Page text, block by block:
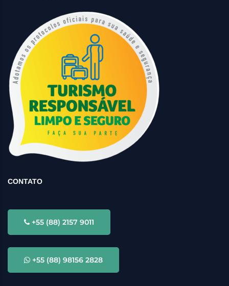
CONTATO
+55 (88) 2157 9011
+55 (88) 98156 2828